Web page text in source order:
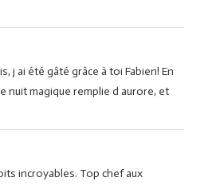
j ai été gâté grâce à toi Fabien! En
nuit magique remplie d aurore, et
incroyables. Top chef aux